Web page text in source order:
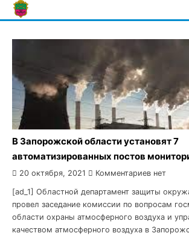
Skip
to
В Запорожской области установят 7
автоматизированных постов
20 октября, 2021 Комментариев нет
[ad_1] Областной департамент защиты
провел заседание комиссии по вопросам
области охраны атмосферного воздуха и
качеством атмосферного воздуха в